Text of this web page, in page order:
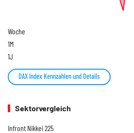
Woche
1M
1J
DAX Index Kennzahlen und Details
Sektorvergleich
Infront Nikkei 225